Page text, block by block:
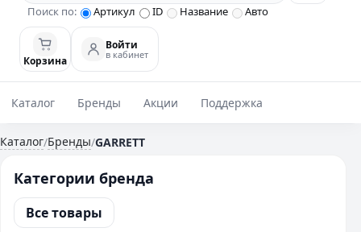
Поиск по: Артикул ID Название Авто
Корзина
Войти
в кабинет
Каталог Бренды Акции Поддержка
Каталог/Бренды/GARRETT
Категории бренда
Все товары